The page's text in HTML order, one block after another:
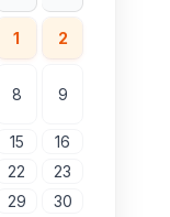
1 2
8 9
15
16
22
23
29
30